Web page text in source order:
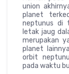
union
planet
neptunus di
letak jaug
merupakan
planet
orbit
pada waktu